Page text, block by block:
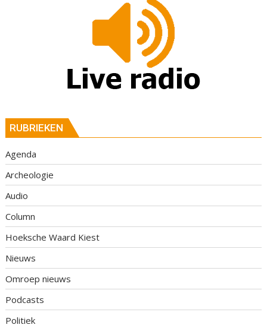
RUBRIEKEN
Agenda
Archeologie
Audio
Column
Hoeksche Waard Kiest
Nieuws
Omroep nieuws
Podcasts
Politiek